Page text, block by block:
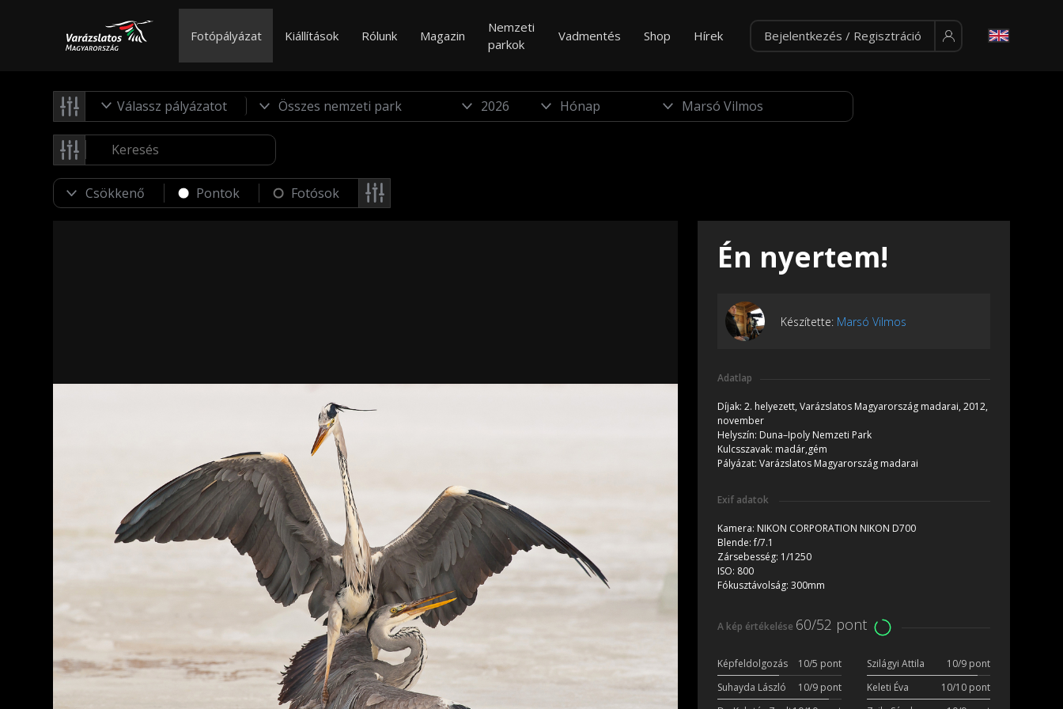
Fotópályázat Kiállítások Rólunk Magazin
Nemzeti
parkok
Vadmentés Shop Hírek Bejelentkezés / Regisztráció
Válassz pályázatot
Pontok Fotósok
Én nyertem!
Készítette: Marsó Vilmos
Adatlap
Díjak: 2. helyezett, Varázslatos Magyarország madarai, 2012,
november
Helyszín: Duna–Ipoly Nemzeti Park
Kulcsszavak: madár,gém
Pályázat: Varázslatos Magyarország madarai
Exif adatok
Kamera: NIKON CORPORATION NIKON D700
Blende:f/7.1
Zársebesség: 1/1250
ISO: 800
Fókusztávolság: 300mm
A kép értékelése 60/52 pont
Képfeldolgozás 10/5 pont Szilágyi Attila
10/9 pont
Suhayda László
10/9 pont Keleti Éva
10/10 pont